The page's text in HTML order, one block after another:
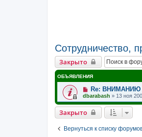
Сотрудничество,
Закрыто
ОБЪЯВЛЕНИЯ
Re:
dbarabash » 13 ноя
Закрыто
Вернуться к списку